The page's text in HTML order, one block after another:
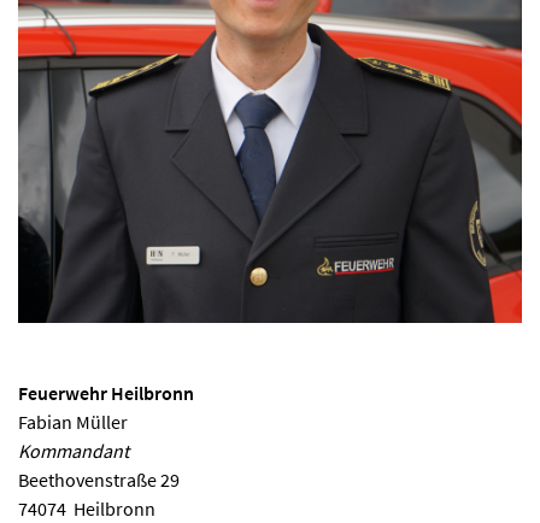
Feuerwehr Heilbronn
Fabian Müller
Kommandant
Beethovenstraße 29
74074 Heilbronn